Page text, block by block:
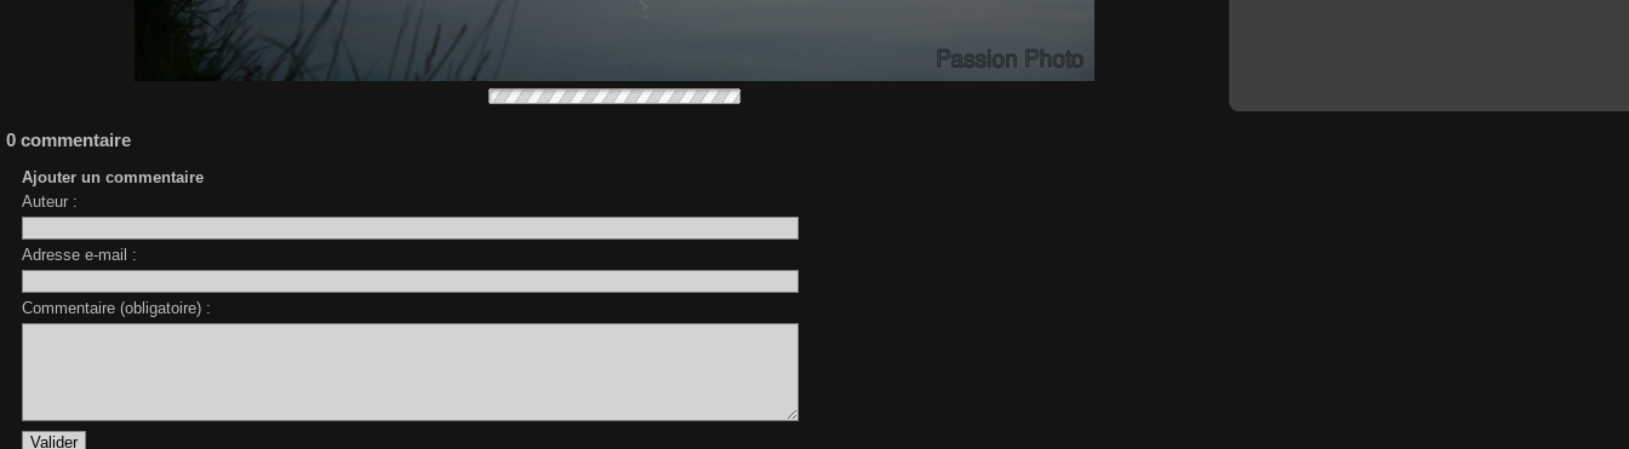
0 commentaire
Ajouter un commentaire
Auteur :
Adresse e-mail :
Commentaire (obligatoire) :